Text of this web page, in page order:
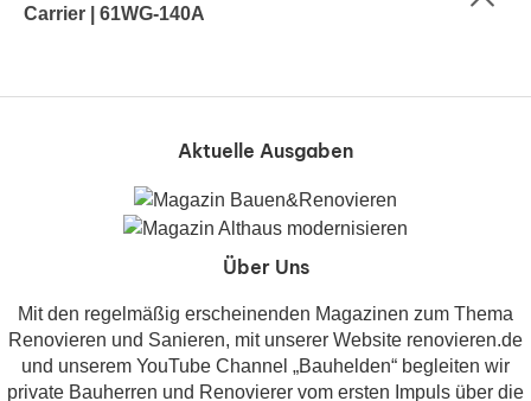
Carrier | 61WG-140A
Aktuelle Ausgaben
Über Uns
Mit den regelmäßig erscheinenden Magazinen zum Thema
Renovieren und Sanieren, mit unserer Website renovieren.de
und unserem YouTube Channel „Bauhelden“ begleiten wir
private Bauherren und Renovierer vom ersten Impuls über die